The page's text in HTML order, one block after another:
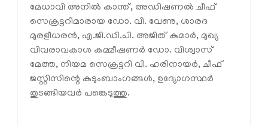
മേധാവി അനിൽ കാന്ത്, അഡിഷണൽ ചീഫ്
സെക്രട്ടറിമാരായ ഡോ. വി. വേണു, ശാരദ
മുരളീധരൻ, എ.ജി.ഡി.പി. അജിത് കുമാർ, മുഖ്യ
വിവരാവകാശ കമ്മീഷണർ ഡോ. വിശ്വാസ്
മേത്ത, നിയമ സെക്രട്ടറി വി. ഹരിനായർ, ചീഫ്
ജസ്റ്റിസിന്റെ കുടുംബാംഗങ്ങൾ, ഉദ്യോഗസ്ഥർ
തുടങ്ങിയവർ പങ്കെടുത്തു.